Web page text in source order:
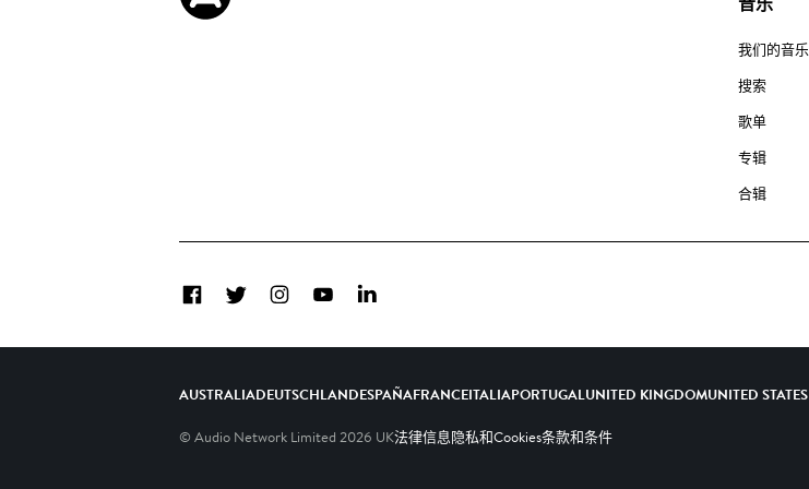
我们的音乐
搜索
歌单
专辑
合辑
FacebookTwitterInstagramYouTubeLinkedIn
AUSTRALIADEUTSCHLANDESPAÑAFRANCEITALIAPORTUGALUNITED KINGDOMUNITED STATES
© Audio Network Limited 2026 UK法律信息隐私和Cookies条款和条件